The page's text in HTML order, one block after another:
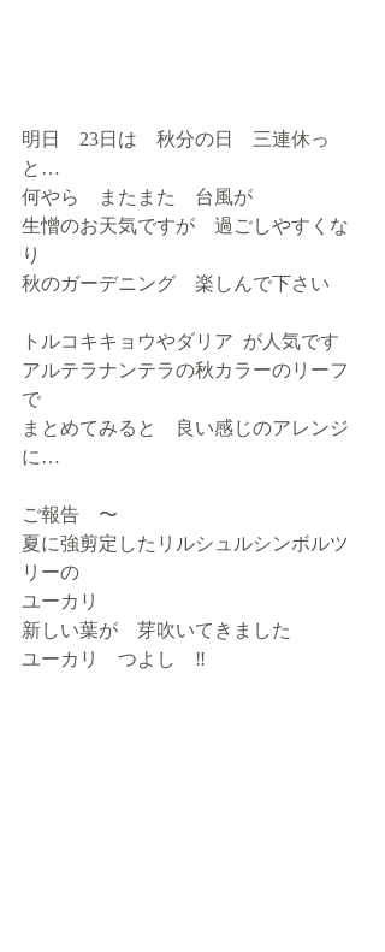
明日　23日は　秋分の日　三連休っ
と…
何やら　またまた　台風が
生憎のお天気ですが　過ごしやすくな
り
秋のガーデニング　楽しんで下さい
トルコキキョウやダリア  が人気です
アルテラナンテラの秋カラーのリーフ
で
まとめてみると　良い感じのアレンジ
に…
ご報告　〜
夏に強剪定したリルシュルシンボルツ
リーの
ユーカリ
新しい葉が　芽吹いてきました
ユーカリ　つよし　‼︎